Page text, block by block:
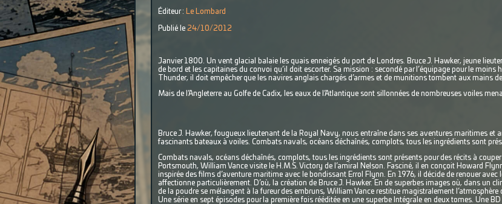
Éditeur : Le Lombard
Publié le 24/10/2012
Janvier 1800. Un vent glacial balaie les quais enneigés du port de Londres. Bruce J. Hawker, jeune
de bord et les capitaines du convoi qu’il doit escorter. Sa mission : secondé par l’équipage pour le
Thunder, il doit empêcher que les navires anglais chargés d’armes et de munitions tombent aux mains
Mais de l’Angleterre au Golfe de Cadix, les eaux de l’Atlantique sont sillonnées de nombreuses voiles
Bruce J. Hawker, fougueux lieutenant de la Royal Navy, nous entraîne dans ses aventures maritimes et
fascinants bateaux à voiles. Combats navals, océans déchaînés, complots, tous les ingrédients sont
Combats navals, océans déchaînés, complots, tous les ingrédients sont présents pour des récits à couper
Portsmouth, William Vance visite le H.M.S. Victory de l’amiral Nelson. Fasciné, il en conçoit Howard
inspirée des films d’aventure maritime avec le bondissant Errol Flynn. En 1976, il décide de renouer avec
affectionne particulièrement. D’où, la création de Bruce J. Hawker. En de superbes images où, dans un
de la poudre se mélangent à la fureur des embruns, William Vance restitue magistralement l’atmosphère
Une série en sept épisodes pour la première fois rééditée en une superbe Intégrale en deux tomes. Une